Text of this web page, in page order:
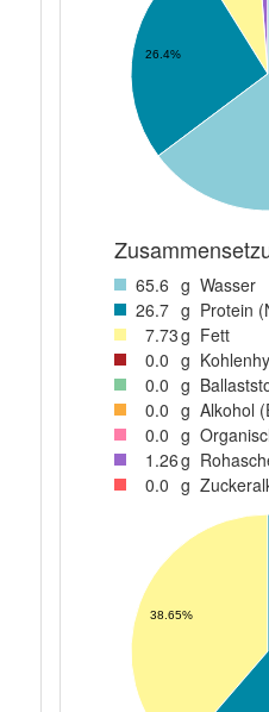
26.4%
65.6 g Wasser
26.7 g Protein
7.73g Fett
0.0 g
0.0 g
0.0 g Alkohol
0.0 g
1 .26g
0.0 g
38.65%